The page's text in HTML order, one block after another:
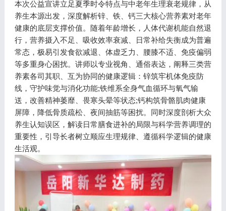
本次公益宣讲立足夏季时令特点与中老年生理衰老规律，从
养生本源出发，深度解析锌、铁、钙三大核心营养素对老年
健康的底层支撑价值。随着年龄增长，人体代谢机能自然退
行，营养摄入不足、吸收效率衰减、日常补给失衡成为普遍
常态，极易引发食欲减退、体虚乏力、腰膝不适、免疫偏弱
等多重身心困扰。讲师以专业视角、通俗表达，阐释三类营
养素各司其职、互为协同的健康逻辑：锌筑牢机体免疫防
线，守护味觉与消化功能;铁维系全身气血循环与氧气输
送，改善精神萎靡、畏寒头晕等状态;钙构筑骨骼肌肉健康
屏障，降低骨质疏松、夜间抽筋等困扰。同时深度剖析大众
养生认知误区，解读日常膳食进补的局限与科学营养调理的
重要性，引导长者树立顺应生理规律、遵循科学逻辑的健康
生活观。